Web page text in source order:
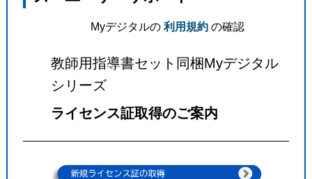
Myデジタルの利用規約 の確認
教師用指導書セット同梱Myデジタル
シリーズ
ライセンス証取得のご案内